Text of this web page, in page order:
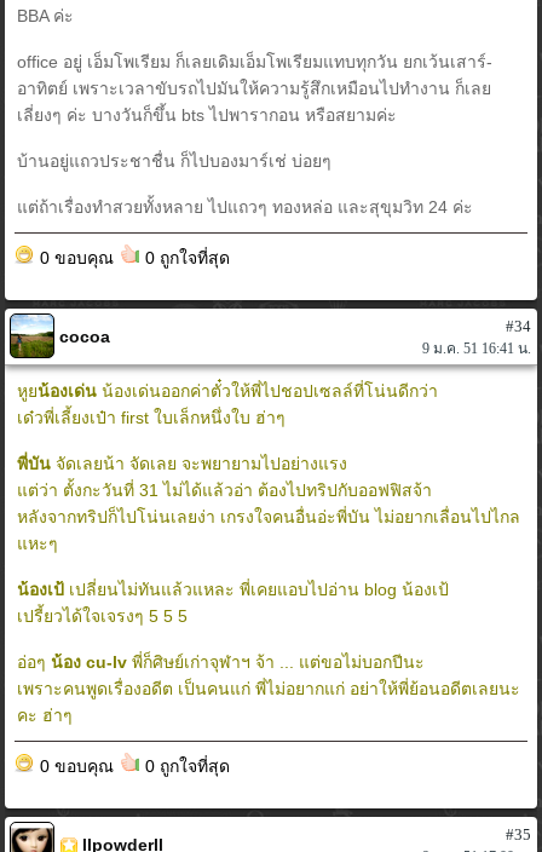
BBA ค่ะ
office อยู่ เอ็มโพเรียม ก็เลยเดิมเอ็มโพเรียมแทบทุกวัน ยกเว้นเสาร์-
อาทิตย์ เพราะเวลาขับรถไปมันให้ความรู้สึกเหมือนไปทำงาน ก็เลย
เลี่ยงๆ ค่ะ บางวันก็ขึ้น bts ไปพารากอน หรือสยามค่ะ
บ้านอยู่แถวประชาชื่น ก็ไปบองมาร์เช่ บ่อยๆ
แต่ถ้าเรื่องทำสวยทั้งหลาย ไปแถวๆ ทองหล่อ และสุขุมวิท 24 ค่ะ
0 ขอบคุณ 0 ถูกใจที่สุด
cocoa
#34
9 ม.ค. 51 16:41 น.
หูยน้องเด่น น้องเด่นออกค่าตั๋วให้พี่ไปชอปเซลล์ที่โน่นดีกว่า
เด๋วพี่เลี้ยงเป๋า first ใบเล็กหนึ่งใบ ฮ่าๆ
พี่บัน จัดเลยน้า จัดเลย จะพยายามไปอย่างแรง
แต่ว่า ตั้งกะวันที่ 31 ไม่ได้แล้วอ่า ต้องไปทริปกับออฟฟิสจ้า
หลังจากทริปก็ไปโน่นเลยง่า เกรงใจคนอื่นอ่ะพี่บัน ไม่อยากเลื่อนไปไกล
แหะๆ
น้องเป้ เปลี่ยนไม่ทันแล้วแหละ พี่เคยแอบไปอ่าน blog น้องเป้
เปรี้ยวได้ใจเจรงๆ 5 5 5
อ่อๆน้อง cu-lv พี่ก็ศิษย์เก่าจุฬาฯ จ้า ... แต่ขอไม่บอกปีนะ
เพราะคนพูดเรื่องอดีต เป็นคนแก่ พี่ไม่อยากแก่ อย่าให้พี่ย้อนอดีตเลยนะ
คะ ฮ่าๆ
0 ขอบคุณ 0 ถูกใจที่สุด
llpowderll
#35